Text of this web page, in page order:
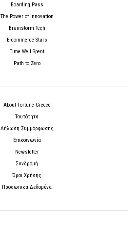
Boarding Pass
The Power of Innovation
Brainstorm Tech
E-commerce Stars
Time Well Spent
Path to Zero
About Fortune Greece
Ταυτότητα
Δήλωση Συμμόρφωσης
Επικοινωνία
Newsletter
Συνδρομή
Όροι Χρήσης
Προσωπικά Δεδομένα